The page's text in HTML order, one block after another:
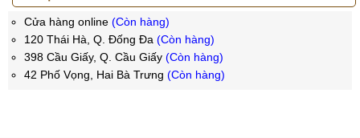
Cửa hàng online (Còn hàng)
120 Thái Hà, Q. Đống Đa (Còn hàng)
398 Cầu Giấy, Q. Cầu Giấy (Còn hàng)
42 Phố Vọng, Hai Bà Trưng (Còn hàng)